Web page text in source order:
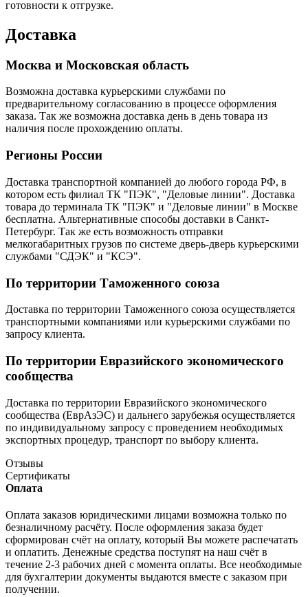
готовности к отгрузке.
Доставка
Москва и Московская область
Возможна доставка курьерскими службами по
предварительному согласованию в процессе оформления
заказа. Так же возможна доставка день в день товара из
наличия после прохождению оплаты.
Регионы России
Доставка транспортной компанией до любого города РФ, в
котором есть филиал ТК "ПЭК", "Деловые линии". Доставка
товара до терминала ТК "ПЭК" и "Деловые линии" в Москве
бесплатна. Альтернативные способы доставки в Санкт-
Петербург. Так же есть возможность отправки
мелкогабаритных грузов по системе дверь-дверь курьерскими
службами "СДЭК" и "КСЭ".
По территории Таможенного союза
Доставка по территории Таможенного союза осуществляется
транспортными компаниями или курьерскими службами по
запросу клиента.
По территории Евразийского экономического
сообщества
Доставка по территории Евразийского экономического
сообщества (ЕврАзЭС) и дальнего зарубежья осуществляется
по индивидуальному запросу с проведением необходимых
экспортных процедур, транспорт по выбору клиента.
Отзывы
Сертификаты
Оплата
Оплата заказов юридическими лицами возможна только по
безналичному расчёту. После оформления заказа будет
сформирован счёт на оплату, который Вы можете распечатать
и оплатить. Денежные средства поступят на наш счёт в
течение 2-3 рабочих дней с момента оплаты. Все необходимые
для бухгалтерии документы выдаются вместе с заказом при
получении.